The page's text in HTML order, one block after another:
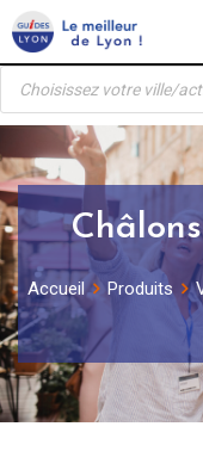
Skip
to
content
Recherche
produits
Accueil Produits